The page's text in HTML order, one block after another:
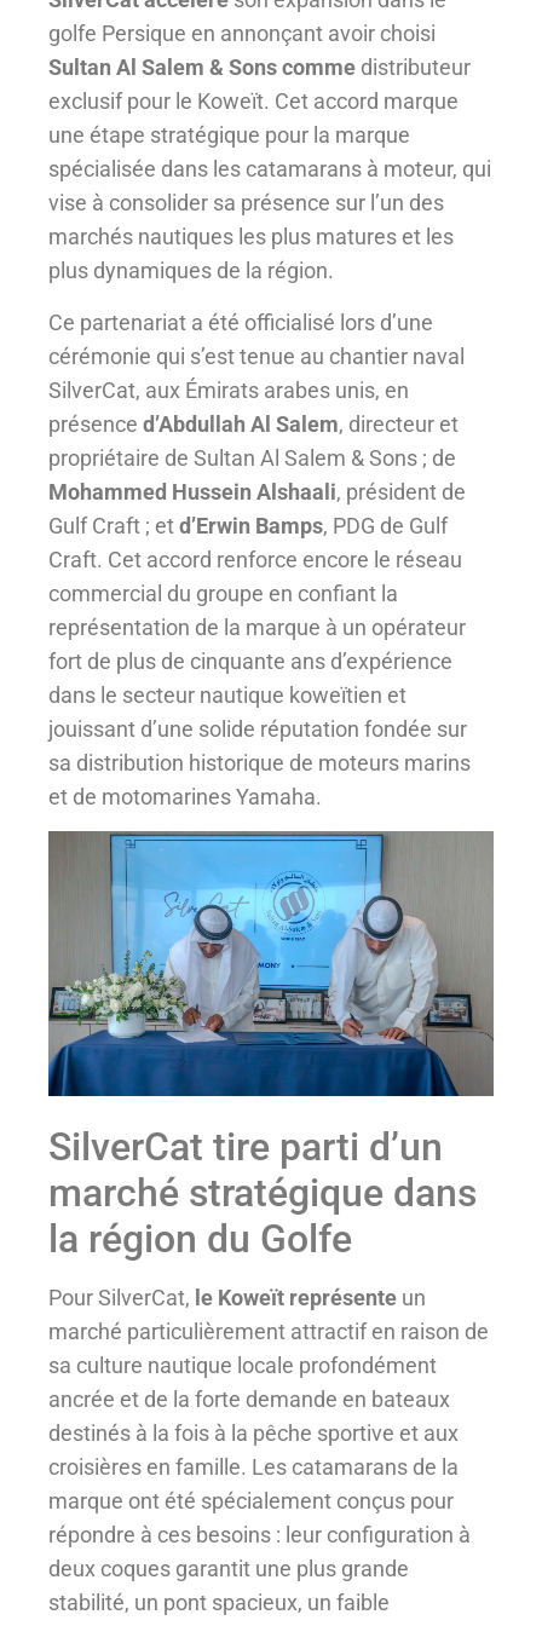
golfe Persique en annonçant avoir choisi
Sultan Al Salem & Sons comme distributeur
exclusif pour le Koweït. Cet accord marque
une étape stratégique pour la marque
spécialisée dans les catamarans à moteur, qui
vise à consolider sa présence sur l’un des
marchés nautiques les plus matures et les
plus dynamiques de la région.
Ce partenariat a été officialisé lors d’une
cérémonie qui s’est tenue au chantier naval
SilverCat, aux Émirats arabes unis, en
présence d’Abdullah Al Salem, directeur et
propriétaire de Sultan Al Salem & Sons ; de
Mohammed Hussein Alshaali, président de
Gulf Craft ; etd’Erwin Bamps, PDG de Gulf
Craft. Cet accord renforce encore le réseau
commercial du groupe en confiant la
représentation de la marque à un opérateur
fort de plus de cinquante ans d’expérience
dans le secteur nautique koweïtien et
jouissant d’une solide réputation fondée sur
sa distribution historique de moteurs marins
et de motomarines Yamaha.
SilverCat tire parti d’un
marché stratégique dans
la région du Golfe
Pour SilverCat, le Koweït représente un
marché particulièrement attractif en raison de
sa culture nautique locale profondément
ancrée et de la forte demande en bateaux
destinés à la fois à la pêche sportive et aux
croisières en famille. Les catamarans de la
marque ont été spécialement conçus pour
répondre à ces besoins : leur configuration à
deux coques garantit une plus grande
stabilité, un pont spacieux, un faible